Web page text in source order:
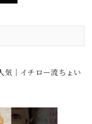
気｜イチロー流ちょい